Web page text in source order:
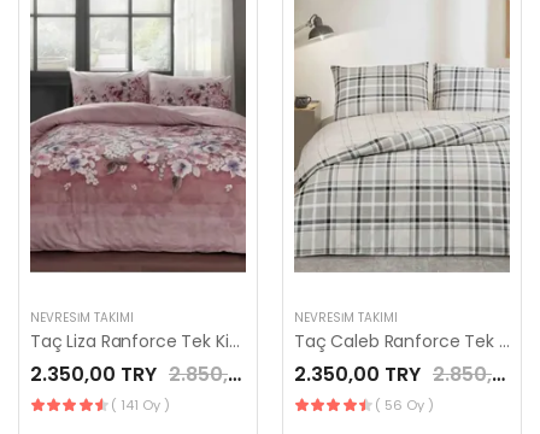
NEVRESIM TAKIMI
Taç Liza Ranforce Tek Kişilik Nevresim Takımı Gül Kurusu
2.350,00 TRY 2.850,00 TRY
( 141 Oy )
NEVRESIM TAKIMI
Taç Caleb Ranforce Tek Kişilik Nevresim Takımı Gri
2.350,00 TRY 2.850,00 TRY
( 56 Oy )